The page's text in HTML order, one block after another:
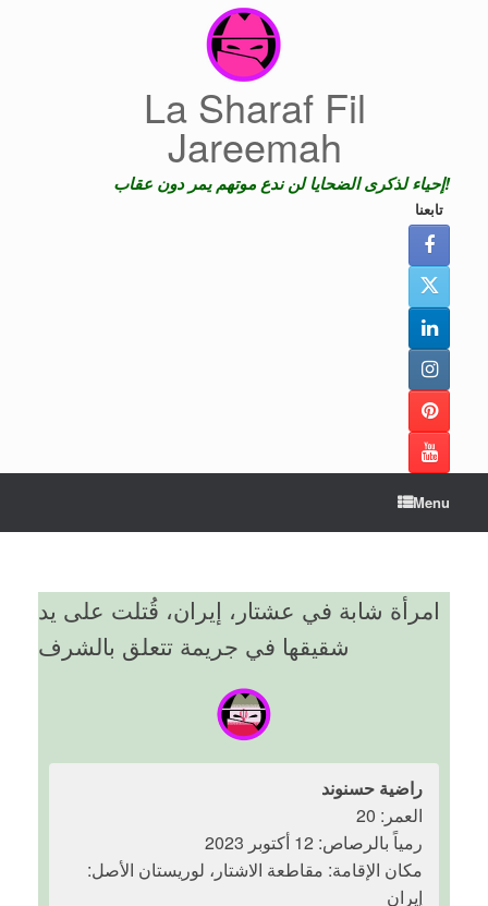
La Sharaf Fil
Jareemah
إحياء لذكرى الضحايا لن ندع موتهم يمر دون عقاب!
تابعنا
Menu
امرأة شابة في عشتار، إيران، قُتلت على يد
شقيقها في جريمة تتعلق بالشرف
راضية حسنوند
العمر: 20
رمياً بالرصاص: 12 أكتوبر 2023
مكان الإقامة: مقاطعة الاشتار، لوريستان الأصل:
إيران